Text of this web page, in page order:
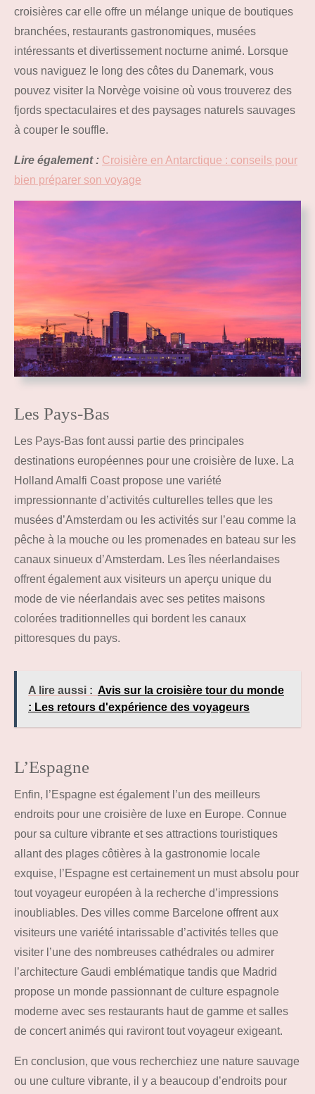
croisières car elle offre un mélange unique de boutiques
branchées, restaurants gastronomiques, musées
intéressants et divertissement nocturne animé. Lorsque
vous naviguez le long des côtes du Danemark, vous
pouvez visiter la Norvège voisine où vous trouverez des
fjords spectaculaires et des paysages naturels sauvages
à couper le souffle.
Lire également : Croisière en Antarctique : conseils pour
bien préparer son voyage
Les Pays-Bas
Les Pays-Bas font aussi partie des principales
destinations européennes pour une croisière de luxe. La
Holland Amalfi Coast propose une variété
impressionnante d’activités culturelles telles que les
musées d’Amsterdam ou les activités sur l’eau comme la
pêche à la mouche ou les promenades en bateau sur les
canaux sinueux d’Amsterdam. Les îles néerlandaises
offrent également aux visiteurs un aperçu unique du
mode de vie néerlandais avec ses petites maisons
colorées traditionnelles qui bordent les canaux
pittoresques du pays.
A lire aussi : Avis sur la croisière tour du monde
: Les retours d'expérience des voyageurs
L’Espagne
Enfin, l’Espagne est également l’un des meilleurs
endroits pour une croisière de luxe en Europe. Connue
pour sa culture vibrante et ses attractions touristiques
allant des plages côtières à la gastronomie locale
exquise, l’Espagne est certainement un must absolu pour
tout voyageur européen à la recherche d’impressions
inoubliables. Des villes comme Barcelone offrent aux
visiteurs une variété intarissable d’activités telles que
visiter l’une des nombreuses cathédrales ou admirer
l’architecture Gaudi emblématique tandis que Madrid
propose un monde passionnant de culture espagnole
moderne avec ses restaurants haut de gamme et salles
de concert animés qui raviront tout voyageur exigeant.
En conclusion, que vous recherchiez une nature sauvage
ou une culture vibrante, il y a beaucoup d’endroits pour